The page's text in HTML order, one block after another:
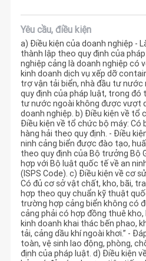
Yêu cầu, điều kiện
a) Điều kiện của doanh nghiệp -
thành lập theo quy định của
nghiệp cảng là doanh nghiệp có
kinh doanh dịch vụ xếp dỡ
trợ vận tải biển, nhà đầu tư
quy định của pháp luật, trong đó
tư nước ngoài không được vượt
doanh nghiệp. b) Điều kiện về tổ
Điều kiện về tổ chức bộ máy: Có
hàng hải theo quy định. - Điều
ninh cảng biển được đào tạo,
theo quy định của Bộ trưởng Bộ
hợp với Bộ luật quốc tế về an
(ISPS Code). c) Điều kiện về cơ
Có đủ cơ sở vật chất, kho, bãi,
hợp theo quy chuẩn kỹ thuật
trường hợp cảng biển không có
cảng phải có hợp đồng thuê
kinh doanh khai thác bến phao,
tải, cảng dầu khí ngoài khơi.” -
toàn, vệ sinh lao động, phòng,
định của pháp luật. d) Điều kiện